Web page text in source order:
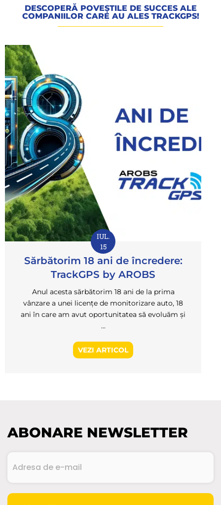
DESCOPERĂ POVEȘTILE DE SUCCES ALE
COMPANIILOR CARE AU ALES TRACKGPS!
IUL.
15
Sărbătorim 18 ani de încredere:
TrackGPS by AROBS
Anul acesta sărbătorim 18 ani de la prima
vânzare a unei licențe de monitorizare auto, 18
ani în care am avut oportunitatea să evoluăm și
...
VEZI ARTICOL
ABONARE NEWSLETTER
(Required)
CAPTCHA